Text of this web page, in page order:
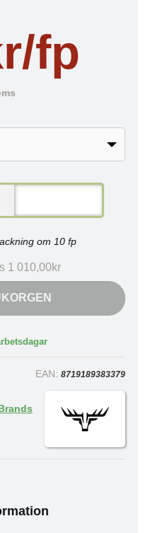
fp
om 10 fp
1 010,00kr
EAN: 8719189383379